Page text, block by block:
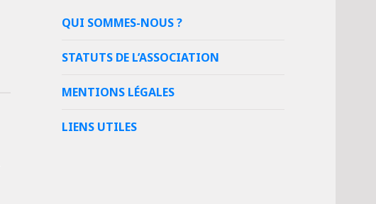
QUI SOMMES-NOUS ?
STATUTS DE L’ASSOCIATION
MENTIONS LÉGALES
LIENS UTILES